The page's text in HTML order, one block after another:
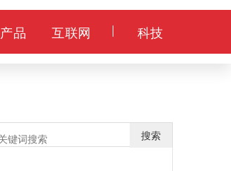
产品 互联网 科技
搜索